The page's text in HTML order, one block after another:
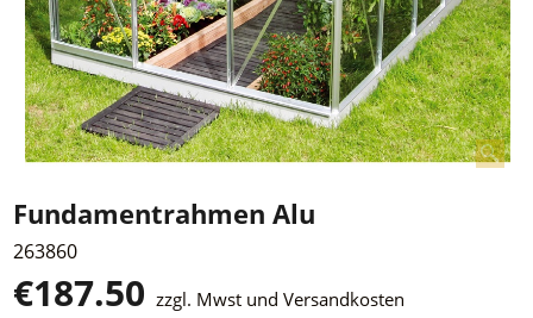
Fundamentrahmen Alu
263860
€187.50 zzgl. Mwst und Versandkosten